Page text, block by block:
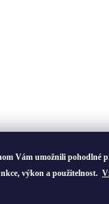
Vám umožnili pohodlné
výkon a použitelnost.